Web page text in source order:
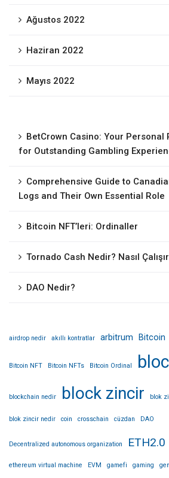
Ağustos 2022
Haziran 2022
Mayıs 2022
BetCrown Casino: Your Personal
for Outstanding Gambling
Comprehensive Guide to
Logs and Their Own Essential Role
Bitcoin NFT’leri: Ordinaller
Tornado Cash Nedir? Nasıl
DAO Nedir?
airdrop nedir akıllı kontratlar arbitrum Bitcoin
Bitcoin NFT Bitcoin NFTs Bitcoin Ordinal
blockchain nedir block zincir blok
blok zincir nedir coin crosschain cüzdan DAO
Decentralized autonomous organization ETH2.0
ethereum virtual machine EVM gamefi gaming